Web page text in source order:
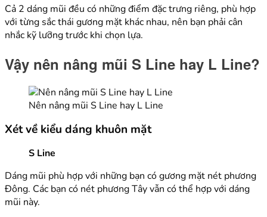
Cả 2 dáng mũi đều có những điểm đặc trưng riêng, phù hợp
với từng sắc thái gương mặt khác nhau, nên bạn phải cân
nhắc kỹ lưỡng trước khi chọn lựa.
Vậy nên nâng mũi S Line hay L Line?
Nên nâng mũi S Line hay L Line
Xét về kiểu dáng khuôn mặt
S Line
Dáng mũi phù hợp với những bạn có gương mặt nét phương
Đông. Các bạn có nét phương Tây vẫn có thể hợp với dáng
mũi này.